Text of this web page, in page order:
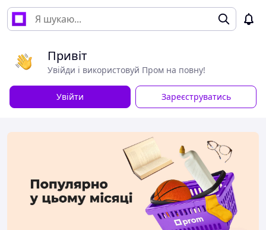
Привіт
Увійди і використовуй Пром на повну!
Увійти Зареєструватись